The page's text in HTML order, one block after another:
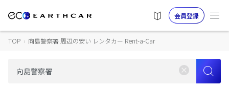
会員登録
TOP › 向島警察署 周辺の安い レンタカー Rent-a-Car